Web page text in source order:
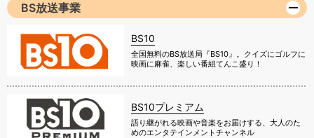
BS放送事業
BS10
全国無料のBS放送局『BS10』。クイズにゴルフに
映画に麻雀、楽しい番組てんこ盛り！
BS10プレミアム
語り継がれる映画や音楽をお届けする、大人のた
めのエンタテインメントチャンネル